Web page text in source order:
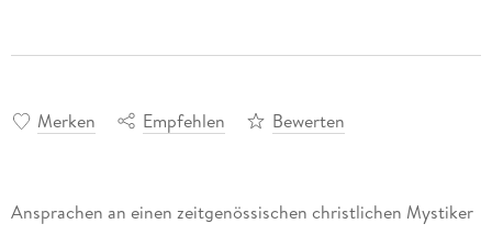
Merken Empfehlen Bewerten
Ansprachen an einen zeitgenössischen christlichen Mystiker